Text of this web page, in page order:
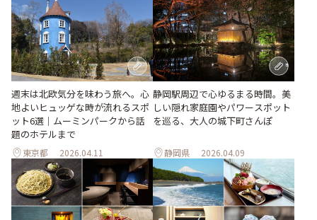
週末は北欧気分を味わう旅へ。心
地よいヒュッゲな時が流れるスポ
ット6選｜ムーミンパークから話
題のホテルまで
東京都 2026.04.11
静岡駅周辺で心ゆるまる時間。美
しい隠れ家庭園やパワースポット
を巡る、大人の城下町さんぽ
静岡県 2026.04.09